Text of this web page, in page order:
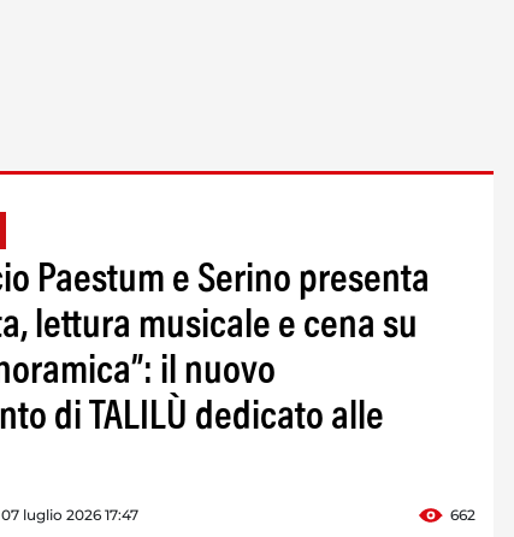
Paestum e Serino presenta
lettura musicale e cena su
il nuovo
di TALILÙ dedicato alle
07 luglio 2026 17:47 662